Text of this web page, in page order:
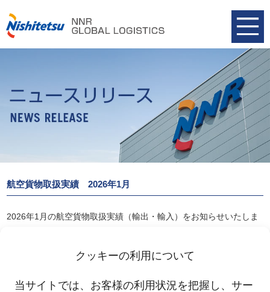
クッキーの利用について
当サイトでは、お客様の利用状況を把握し、サー
航空貨物取扱実績 2026年1月
2026年1月の航空貨物取扱実績（輸出・輸入）をお知らせいたしま